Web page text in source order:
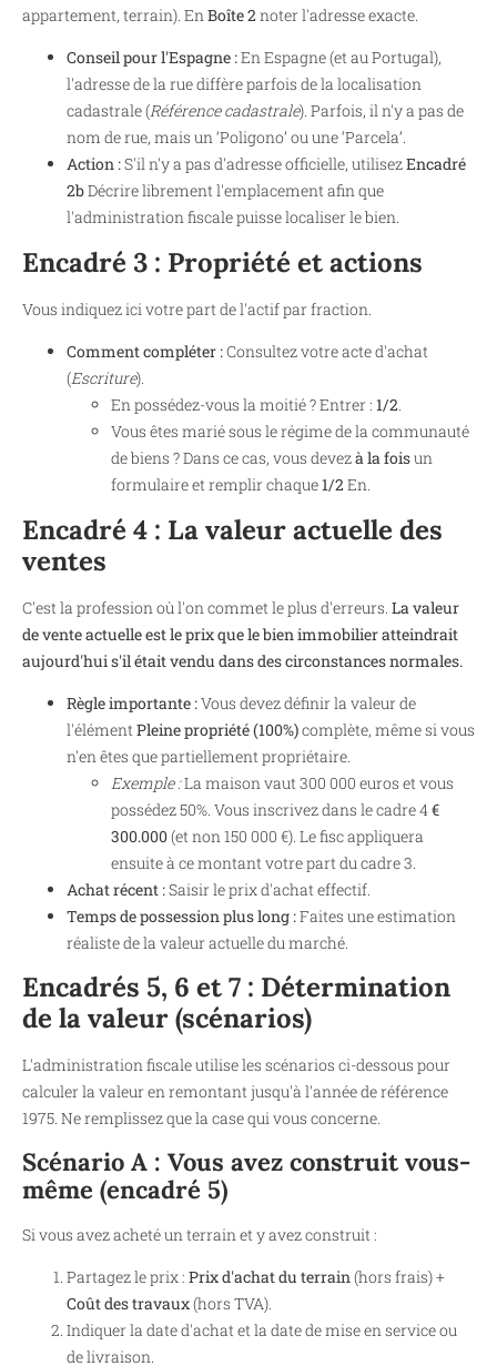
appartement, terrain). EnBoîte 2 noter l'adresse exacte.
Conseil pour l'Espagne :En Espagne (et au Portugal),
l'adresse de la rue diffère parfois de la localisation
cadastrale (Référence cadastrale). Parfois, il n'y a pas de
nom de rue, mais un ‘Poligono’ ou une ‘Parcela’.
Action :S'il n'y a pas d'adresse officielle, utilisezEncadré
2bDécrire librement l'emplacement afin que
l'administration fiscale puisse localiser le bien.
Encadré 3 : Propriété et actions
Vous indiquez ici votre part de l'actif par fraction.
Comment compléter :Consultez votre acte d'achat
(Escriture).
En possédez-vous la moitié ? Entrer : 1/2.
Vous êtes marié sous le régime de la communauté
de biens ? Dans ce cas, vous devezà la foisun
formulaire et remplir chaque1/2 En.
Encadré 4 : La valeur actuelle des
ventes
C'est la profession où l'on commet le plus d'erreurs. La valeur
de vente actuelle est le prix que le bien immobilier atteindrait
aujourd'hui s'il était vendu dans des circonstances normales.
Règle importante :Vous devez définir la valeur de
l'élémentPleine propriété (100%)complète, même si vous
n'en êtes que partiellement propriétaire.
Exemple :La maison vaut 300 000 euros et vous
possédez 50%. Vous inscrivez dans le cadre 4€
300.000(et non 150 000 €). Le fisc appliquera
ensuite à ce montant votre part du cadre 3.
Achat récent :Saisir le prix d'achat effectif.
Temps de possession plus long :Faites une estimation
réaliste de la valeur actuelle du marché.
Encadrés 5, 6 et 7 : Détermination
de la valeur (scénarios)
L'administration fiscale utilise les scénarios ci-dessous pour
calculer la valeur en remontant jusqu'à l'année de référence
1975. Ne remplissez que la case qui vous concerne.
Scénario A : Vous avez construit vous-
même (encadré 5)
Si vous avez acheté un terrain et y avez construit :
Partagez le prix : Prix d'achat du terrain(hors frais) +
Coût des travaux(hors TVA).
Indiquer la date d'achat et la date de mise en service ou
de livraison.